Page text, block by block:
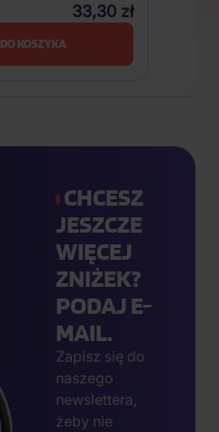
33,30 zł
DO KOSZYKA
CHCESZ
JESZCZE
WIĘCEJ
ZNIŻEK?
PODAJ E-
MAIL.
Zapisz się do
naszego
newslettera,
żeby nie